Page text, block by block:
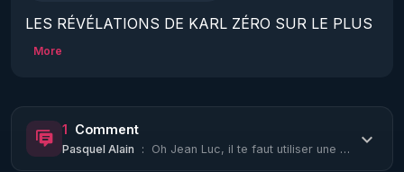
LES RÉVÉLATIONS DE KARL ZÉRO SUR LE PLUS
GRAND PÉDOCRIMINEL DE L’HISTOIRE DE
pour l’une des pires affaires de pédocriminalité en
France. Pendant plus de 30 ans, il a profité de son
statut pour violer et agresser sexuellement des
More
1 Comment
Pasquel Alain : Oh Jean Luc, il te faut utiliser une petite pince de retenue de ton fil d'oreill...